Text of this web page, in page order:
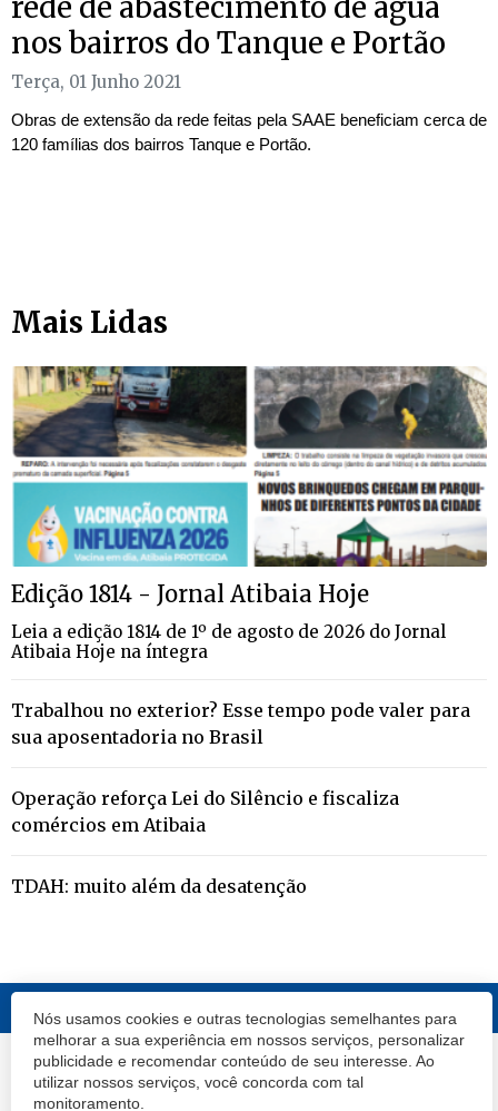
Nós usamos cookies e outras tecnologias semelhantes para
melhorar a sua experiência em nossos serviços, personalizar
publicidade e recomendar conteúdo de seu interesse. Ao
utilizar nossos serviços, você concorda com tal
monitoramento.
rede de abastecimento de água
nos bairros do Tanque e Portão
Terça, 01 Junho 2021
Obras de extensão da rede feitas pela SAAE beneficiam cerca de
120 famílias dos bairros Tanque e Portão.
Mais Lidas
Edição 1814 - Jornal Atibaia Hoje
Leia a edição 1814 de 1º de agosto de 2026 do Jornal
Atibaia Hoje na íntegra
Trabalhou no exterior? Esse tempo pode valer para
sua aposentadoria no Brasil
Operação reforça Lei do Silêncio e fiscaliza
comércios em Atibaia
TDAH: muito além da desatenção
© 2020 Atibaia Hoje.Todos os direitos reservados.Desenvolvido por
Termos e Políticas de Uso